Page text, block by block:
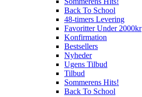
Back To School
48-timers Levering
Favoritter Under 2000kr
Konfirmation
Bestsellers
Nyheder
Ugens Tilbud
Tilbud
Sommerens Hits!
Back To School